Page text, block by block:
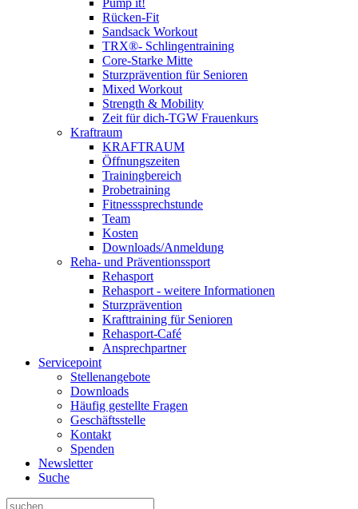
Pump it!
Rücken-Fit
Sandsack Workout
TRX®- Schlingentraining
Core-Starke Mitte
Sturzprävention für Senioren
Mixed Workout
Strength & Mobility
Zeit für dich-TGW Frauenkurs
Kraftraum
KRAFTRAUM
Öffnungszeiten
Trainingbereich
Probetraining
Fitnesssprechstunde
Team
Kosten
Downloads/Anmeldung
Reha- und Präventionssport
Rehasport
Rehasport - weitere Informationen
Sturzprävention
Krafttraining für Senioren
Rehasport-Café
Ansprechpartner
Servicepoint
Stellenangebote
Downloads
Häufig gestellte Fragen
Geschäftsstelle
Kontakt
Spenden
Newsletter
Suche